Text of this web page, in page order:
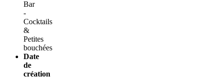
Bar
-
Cocktails
&
Petites
bouchées
Date
de
création